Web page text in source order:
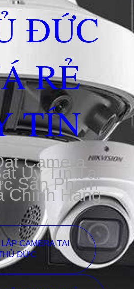
ĐỨC
RẺ
TÍN
Camera
Uy Tín Tại
Sản Phẩm
Chính Hãng
CAMERA TẠI
ĐỨC